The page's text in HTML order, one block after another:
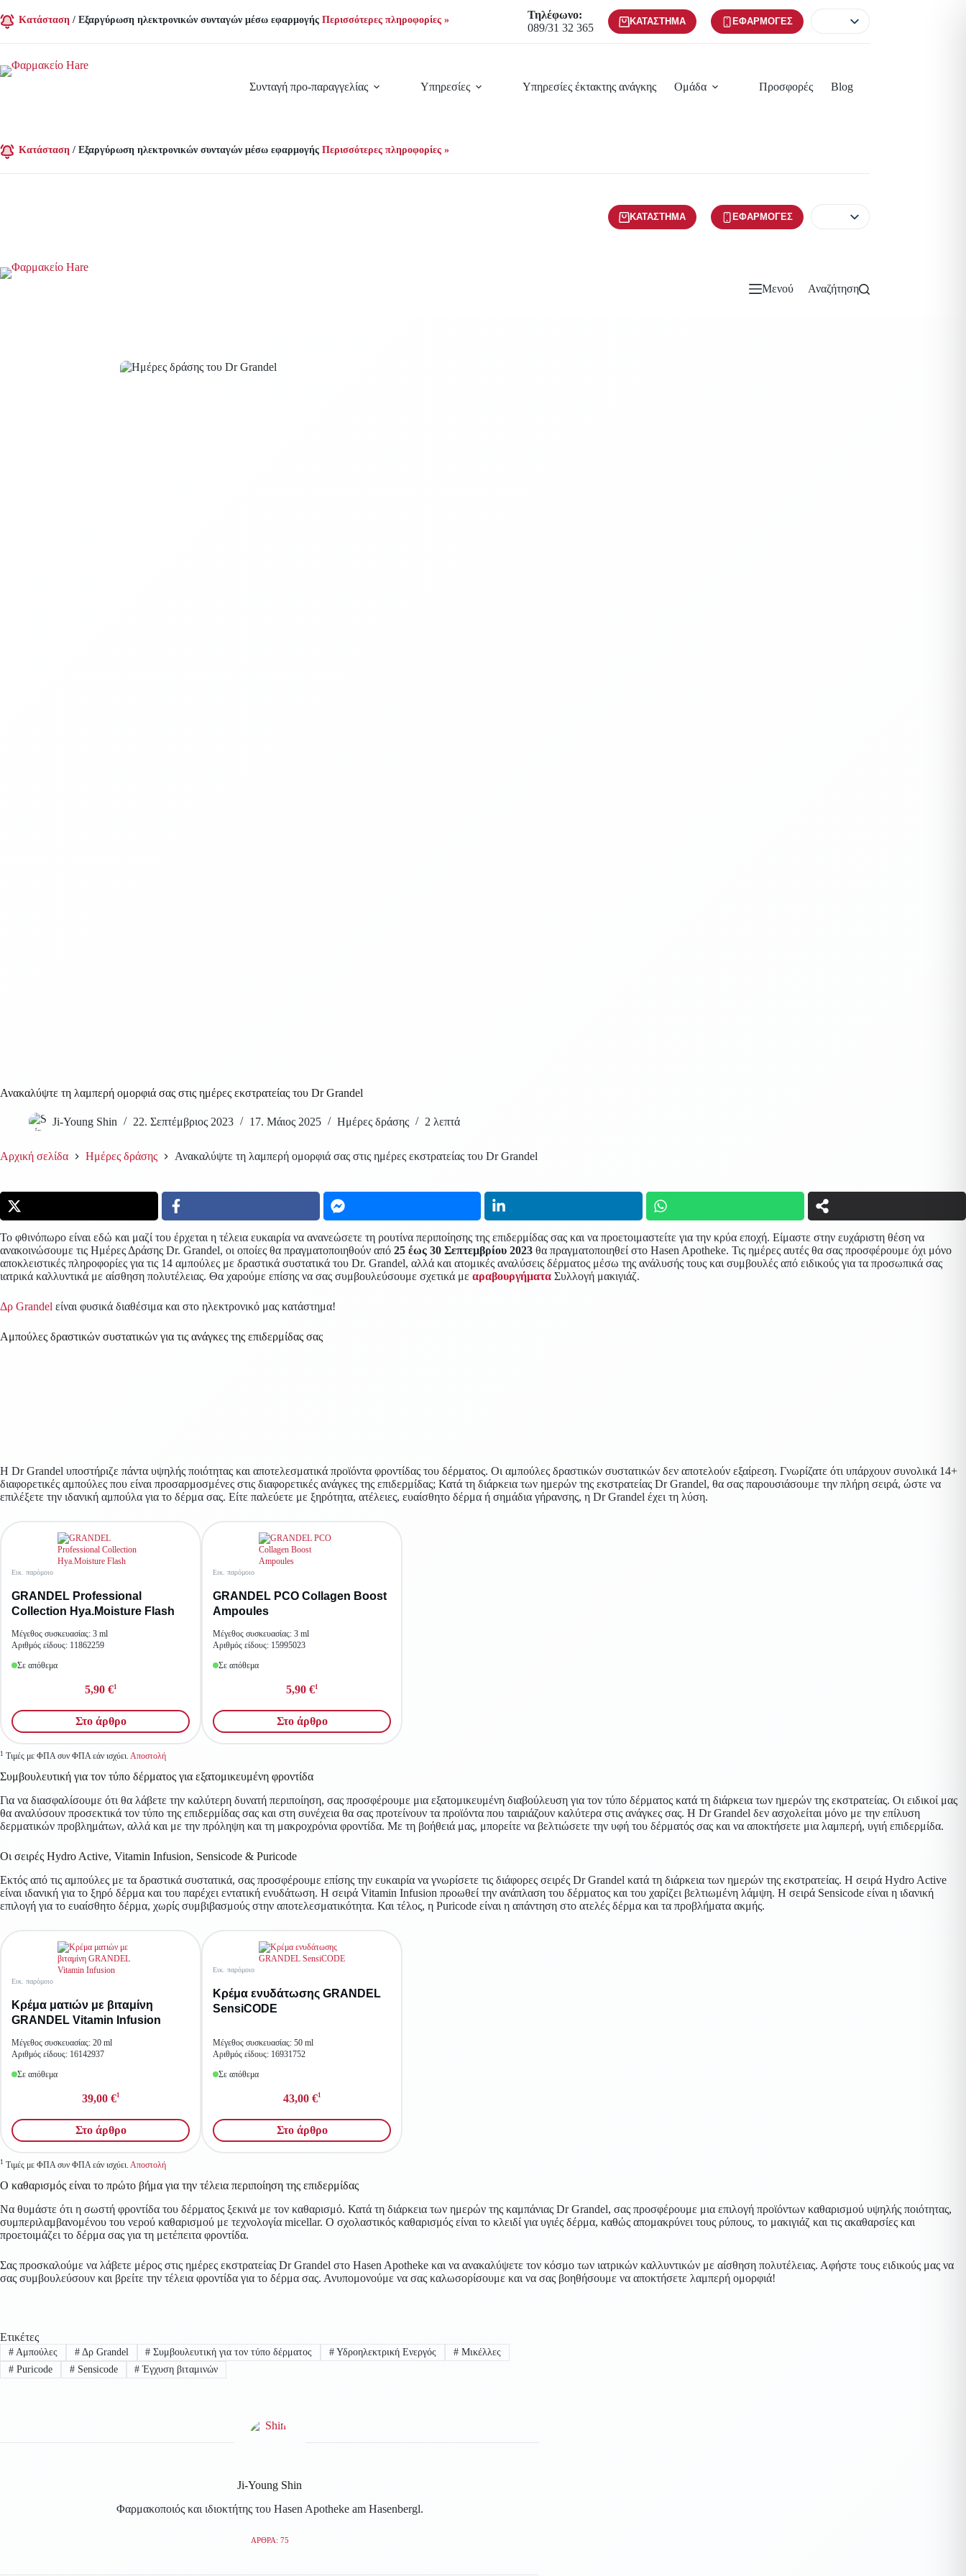
στο
περιεχόμενο
Κατάσταση / Εξαργύρωση ηλεκτρονικών συνταγών μέσω εφαρμογής Περισσότερες πληροφορίες »
Τηλέφωνο:
089/31 32 365
ΚΑΤΆΣΤΗΜΑ ΕΦΑΡΜΟΓΈΣ
Συνταγή προ-παραγγελίας Υπηρεσίες Υπηρεσίες έκτακτης ανάγκης Ομάδα Προσφορές Blog
Κατάσταση / Εξαργύρωση ηλεκτρονικών συνταγών μέσω εφαρμογής Περισσότερες πληροφορίες »
ΚΑΤΆΣΤΗΜΑ ΕΦΑΡΜΟΓΈΣ
Μενού Αναζήτηση
Ανακαλύψτε τη λαμπερή ομορφιά σας στις ημέρες εκστρατείας του Dr Grandel
Ji-Young Shin 22. Σεπτέμβριος 2023 17. Μάιος 2025 Ημέρες δράσης 2 λεπτά
Αρχική σελίδα Ημέρες δράσης Ανακαλύψτε τη λαμπερή ομορφιά σας στις ημέρες εκστρατείας του Dr Grandel
Το φθινόπωρο είναι εδώ και μαζί του έρχεται η τέλεια ευκαιρία να ανανεώσετε τη ρουτίνα περιποίησης της επιδερμίδας σας και να προετοιμαστείτε για την κρύα εποχή. Είμαστε στην ευχάριστη θέση να
ανακοινώσουμε τις Ημέρες Δράσης Dr. Grandel, οι οποίες θα πραγματοποιηθούν από 25 έως 30 Σεπτεμβρίου 2023 θα πραγματοποιηθεί στο Hasen Apotheke. Τις ημέρες αυτές θα σας προσφέρουμε όχι μόνο
αποκλειστικές πληροφορίες για τις 14 αμπούλες με δραστικά συστατικά του Dr. Grandel, αλλά και ατομικές αναλύσεις δέρματος μέσω της ανάλυσής τους και συμβουλές από ειδικούς για τα προσωπικά σας
ιατρικά καλλυντικά με αίσθηση πολυτέλειας. Θα χαρούμε επίσης να σας συμβουλεύσουμε σχετικά με αραβουργήματα Συλλογή μακιγιάζ.
Δρ Grandel είναι φυσικά διαθέσιμα και στο ηλεκτρονικό μας κατάστημα!
Αμπούλες δραστικών συστατικών για τις ανάγκες της επιδερμίδας σας
Η Dr Grandel υποστήριζε πάντα υψηλής ποιότητας και αποτελεσματικά προϊόντα φροντίδας του δέρματος. Οι αμπούλες δραστικών συστατικών δεν αποτελούν εξαίρεση. Γνωρίζατε ότι υπάρχουν συνολικά 14+
διαφορετικές αμπούλες που είναι προσαρμοσμένες στις διαφορετικές ανάγκες της επιδερμίδας; Κατά τη διάρκεια των ημερών της εκστρατείας Dr Grandel, θα σας παρουσιάσουμε την πλήρη σειρά, ώστε να
επιλέξετε την ιδανική αμπούλα για το δέρμα σας. Είτε παλεύετε με ξηρότητα, ατέλειες, ευαίσθητο δέρμα ή σημάδια γήρανσης, η Dr Grandel έχει τη λύση.
Εικ. παρόμοιο
GRANDEL Professional
Collection Hya.Moisture Flash
Μέγεθος συσκευασίας: 3 ml
Αριθμός είδους: 11862259
Σε απόθεμα
5,90 €1
Στο άρθρο
Εικ. παρόμοιο
GRANDEL PCO Collagen Boost
Ampoules
Μέγεθος συσκευασίας: 3 ml
Αριθμός είδους: 15995023
Σε απόθεμα
5,90 €1
Στο άρθρο
1 Τιμές με ΦΠΑ συν ΦΠΑ εάν ισχύει. Αποστολή
Συμβουλευτική για τον τύπο δέρματος για εξατομικευμένη φροντίδα
Για να διασφαλίσουμε ότι θα λάβετε την καλύτερη δυνατή περιποίηση, σας προσφέρουμε μια εξατομικευμένη διαβούλευση για τον τύπο δέρματος κατά τη διάρκεια των ημερών της εκστρατείας. Οι ειδικοί μας
θα αναλύσουν προσεκτικά τον τύπο της επιδερμίδας σας και στη συνέχεια θα σας προτείνουν τα προϊόντα που ταιριάζουν καλύτερα στις ανάγκες σας. Η Dr Grandel δεν ασχολείται μόνο με την επίλυση
δερματικών προβλημάτων, αλλά και με την πρόληψη και τη μακροχρόνια φροντίδα. Με τη βοήθειά μας, μπορείτε να βελτιώσετε την υφή του δέρματός σας και να αποκτήσετε μια λαμπερή, υγιή επιδερμίδα.
Οι σειρές Hydro Active, Vitamin Infusion, Sensicode & Puricode
Εκτός από τις αμπούλες με τα δραστικά συστατικά, σας προσφέρουμε επίσης την ευκαιρία να γνωρίσετε τις διάφορες σειρές Dr Grandel κατά τη διάρκεια των ημερών της εκστρατείας. Η σειρά Hydro Active
είναι ιδανική για το ξηρό δέρμα και του παρέχει εντατική ενυδάτωση. Η σειρά Vitamin Infusion προωθεί την ανάπλαση του δέρματος και του χαρίζει βελτιωμένη λάμψη. Η σειρά Sensicode είναι η ιδανική
επιλογή για το ευαίσθητο δέρμα, χωρίς συμβιβασμούς στην αποτελεσματικότητα. Και τέλος, η Puricode είναι η απάντηση στο ατελές δέρμα και τα προβλήματα ακμής.
Εικ. παρόμοιο
Κρέμα ματιών με βιταμίνη
GRANDEL Vitamin Infusion
Μέγεθος συσκευασίας: 20 ml
Αριθμός είδους: 16142937
Σε απόθεμα
39,00 €1
Στο άρθρο
Εικ. παρόμοιο
Κρέμα ενυδάτωσης GRANDEL
SensiCODE
Μέγεθος συσκευασίας: 50 ml
Αριθμός είδους: 16931752
Σε απόθεμα
43,00 €1
Στο άρθρο
1 Τιμές με ΦΠΑ συν ΦΠΑ εάν ισχύει. Αποστολή
Ο καθαρισμός είναι το πρώτο βήμα για την τέλεια περιποίηση της επιδερμίδας
Να θυμάστε ότι η σωστή φροντίδα του δέρματος ξεκινά με τον καθαρισμό. Κατά τη διάρκεια των ημερών της καμπάνιας Dr Grandel, σας προσφέρουμε μια επιλογή προϊόντων καθαρισμού υψηλής ποιότητας,
συμπεριλαμβανομένου του νερού καθαρισμού με τεχνολογία micellar. Ο σχολαστικός καθαρισμός είναι το κλειδί για υγιές δέρμα, καθώς απομακρύνει τους ρύπους, το μακιγιάζ και τις ακαθαρσίες και
προετοιμάζει το δέρμα σας για τη μετέπειτα φροντίδα.
Σας προσκαλούμε να λάβετε μέρος στις ημέρες εκστρατείας Dr Grandel στο Hasen Apotheke και να ανακαλύψετε τον κόσμο των ιατρικών καλλυντικών με αίσθηση πολυτέλειας. Αφήστε τους ειδικούς μας να
σας συμβουλεύσουν και βρείτε την τέλεια φροντίδα για το δέρμα σας. Ανυπομονούμε να σας καλωσορίσουμε και να σας βοηθήσουμε να αποκτήσετε λαμπερή ομορφιά!
Ετικέτες
#Αμπούλες #Δρ Grandel # Συμβουλευτική για τον τύπο δέρματος # Υδροηλεκτρική Ενεργός # Μικέλλες
#Puricode #Sensicode # Έγχυση βιταμινών
Ji-Young Shin
Φαρμακοποιός και ιδιοκτήτης του Hasen Apotheke am Hasenbergl.
ΆΡΘΡΑ: 75